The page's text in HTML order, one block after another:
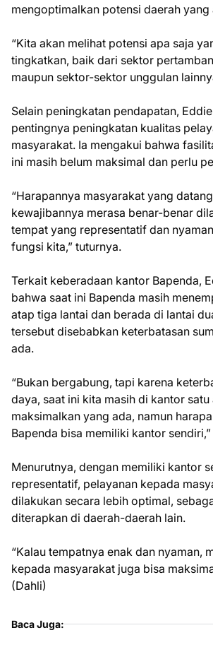
mengoptimalkan potensi daerah yang
“Kita akan melihat potensi apa saja
tingkatkan, baik dari sektor
maupun sektor-sektor unggulan
Selain peningkatan pendapatan,
pentingnya peningkatan kualitas
masyarakat. Ia mengakui bahwa
ini masih belum maksimal dan perlu
“Harapannya masyarakat yang
kewajibannya merasa benar-benar
tempat yang representatif dan
fungsi kita,” tuturnya.
Terkait keberadaan kantor Bapenda,
bahwa saat ini Bapenda masih
atap tiga lantai dan berada di lantai
tersebut disebabkan keterbatasan
ada.
“Bukan bergabung, tapi karena
daya, saat ini kita masih di kantor satu
maksimalkan yang ada, namun
Bapenda bisa memiliki kantor
Menurutnya, dengan memiliki kantor
representatif, pelayanan kepada
dilakukan secara lebih optimal,
diterapkan di daerah-daerah lain.
“Kalau tempatnya enak dan nyaman,
kepada masyarakat juga bisa
(Dahli)
Baca Juga: